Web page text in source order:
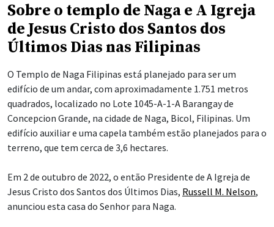
Sobre o templo de Naga e A Igreja
de Jesus Cristo dos Santos dos
Últimos Dias nas Filipinas
O Templo de Naga Filipinas está planejado para ser um
edifício de um andar, com aproximadamente 1.751 metros
quadrados, localizado no Lote 1045-A-1-A Barangay de
Concepcion Grande, na cidade de Naga, Bicol, Filipinas. Um
edifício auxiliar e uma capela também estão planejados para o
terreno, que tem cerca de 3,6 hectares.
Em 2 de outubro de 2022, o então Presidente de A Igreja de
Jesus Cristo dos Santos dos Últimos Dias, Russell M. Nelson,
anunciou esta casa do Senhor para Naga.